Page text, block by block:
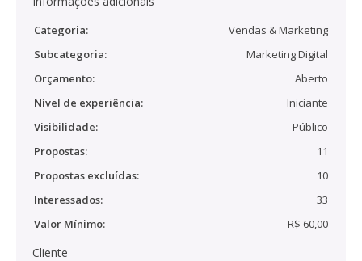
Categoria:
Vendas & Marketing
Subcategoria:
Marketing Digital
Orçamento:
Aberto
Nível de experiência:
Iniciante
Visibilidade:
Público
Propostas:
11
Propostas excluídas:
10
Interessados:
33
Valor Mínimo:
R$ 60,00
Cliente